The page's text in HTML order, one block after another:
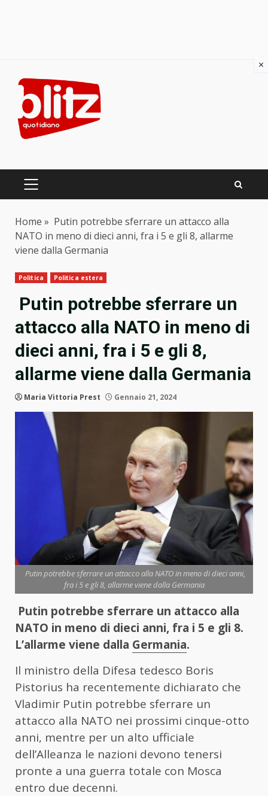
content
PRIMARY
Home » Putin potrebbe sferrare un attacco alla
NATO in meno di dieci anni, fra i 5 e gli 8, allarme
viene dalla Germania
Politica Politica estera
Putin potrebbe sferrare un
attacco alla NATO in meno di
dieci anni, fra i 5 e gli 8,
allarme viene dalla Germania
Maria Vittoria Prest Gennaio 21, 2024
Putin potrebbe sferrare un attacco alla NATO in meno di dieci anni,
fra i 5 e gli 8, allarme viene dalla Germania
Putin potrebbe sferrare un attacco alla
NATO in meno di dieci anni, fra i 5 e gli 8.
L’allarme viene dalla Germania.
Il ministro della Difesa tedesco Boris
Pistorius ha recentemente dichiarato che
Vladimir Putin potrebbe sferrare un
attacco alla NATO nei prossimi cinque-otto
anni, mentre per un alto ufficiale
dell’Alleanza le nazioni devono tenersi
pronte a una guerra totale con Mosca
entro due decenni.
×